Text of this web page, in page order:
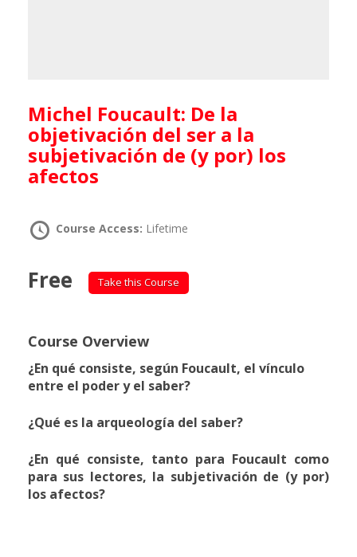
Michel Foucault: De la
objetivación del ser a la
subjetivación de (y por) los
afectos
Course Access: Lifetime
Free Take this Course
Course Overview
¿En qué consiste, según Foucault, el vínculo
entre el poder y el saber?
¿Qué es la arqueología del saber?
¿En qué consiste, tanto para Foucault como
para sus lectores, la subjetivación de (y por)
los afectos?